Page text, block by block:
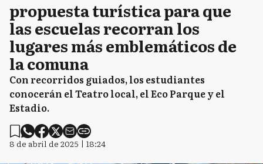
propuesta turística para que
las escuelas recorran los
lugares más emblemáticos de
la comuna
Con recorridos guiados, los estudiantes
conocerán el Teatro local, el Eco Parque y el
Estadio.
8 de abril de 2025 | 18:24